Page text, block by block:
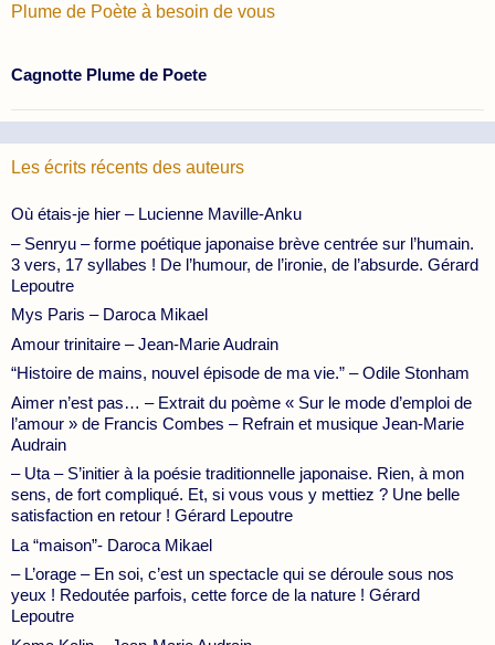
Plume de Poète à besoin de vous
Cagnotte Plume de Poete
Les écrits récents des auteurs
Où étais-je hier – Lucienne Maville-Anku
– Senryu – forme poétique japonaise brève centrée sur l’humain.
3 vers, 17 syllabes ! De l’humour, de l’ironie, de l’absurde. Gérard
Lepoutre
Mys Paris – Daroca Mikael
Amour trinitaire – Jean-Marie Audrain
“Histoire de mains, nouvel épisode de ma vie.” – Odile Stonham
Aimer n’est pas… – Extrait du poème « Sur le mode d’emploi de
l’amour » de Francis Combes – Refrain et musique Jean-Marie
Audrain
– Uta – S’initier à la poésie traditionnelle japonaise. Rien, à mon
sens, de fort compliqué. Et, si vous vous y mettiez ? Une belle
satisfaction en retour ! Gérard Lepoutre
La “maison”- Daroca Mikael
– L’orage – En soi, c’est un spectacle qui se déroule sous nos
yeux ! Redoutée parfois, cette force de la nature ! Gérard
Lepoutre